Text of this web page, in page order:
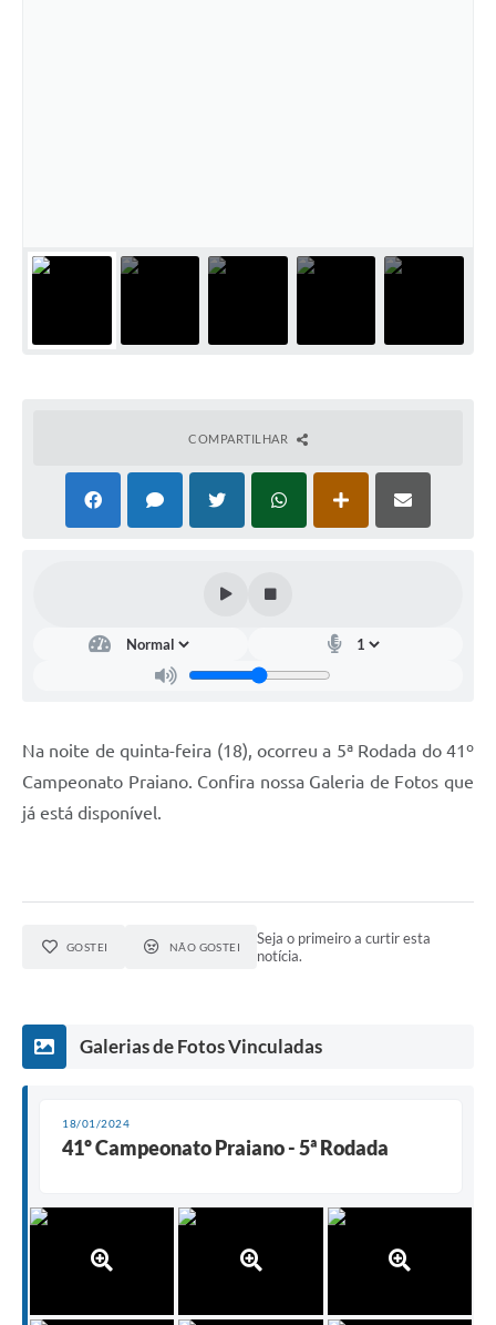
COMPARTILHAR
Na noite de quinta-feira (18), ocorreu a 5ª Rodada do 41º
Campeonato Praiano. Confira nossa Galeria de Fotos que
já está disponível.
GOSTEI NÃO GOSTEI
Seja o primeiro a curtir esta
notícia.
Galerias de Fotos Vinculadas
18/01/2024
41º Campeonato Praiano - 5ª Rodada